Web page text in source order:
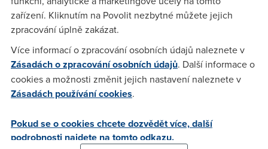
(23.8.2004 09:35:32)
No ted uz se to vyhledavani opet obevilo, ale radsi to delej
pres googla. Je to jednoduchy a rychly. rekneme ze chces
najit pingy u volnyho tak do vyhledavani v googlu napises:
"volny ping +site:www.dsl.cz" samozejme bez uvozovek.
zařízení. Kliknutím na Povolit nezbytné můžete jejich
zpracování úplně zakázat.
Více informací o zpracování osobních údajů naleznete v
Zásadách o zpracování osobních údajů. Další informace o
cookies a možnosti změnit jejich nastavení naleznete v
Zásadách používání cookies.
Pokud se o cookies chcete dozvědět více, další
podrobnosti najdete na tomto odkazu.